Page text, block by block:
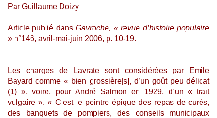
Par Guillaume Doizy
Article publié dansGavroche, « revue d’histoire populaire
» n°146, avril-mai-juin 2006, p. 10-19.
Les charges de Lavrate sont considérées par Emile
Bayard comme « bien grossière[s], d’un goût peu délicat
(1) », voire, pour André Salmon en 1929, d’un « trait
vulgaire ». « C’est le peintre épique des repas de curés,
des banquets de pompiers, des conseils municipaux